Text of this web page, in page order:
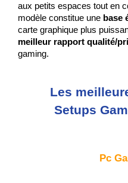
aux petits espaces tout en
modèle constitue une base
meilleur rapport qualité/
gaming.
Les
Setups
Pc